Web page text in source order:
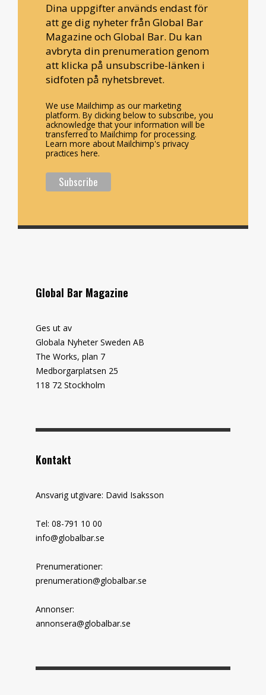
Dina uppgifter används endast för
att ge dig nyheter från Global Bar
Magazine och Global Bar. Du kan
avbryta din prenumeration genom
att klicka på unsubscribe-länken i
sidfoten på nyhetsbrevet.
We use Mailchimp as our marketing
platform. By clicking below to subscribe, you
acknowledge that your information will be
transferred to Mailchimp for processing.
Learn more about Mailchimp's privacy
practices here.
Global Bar Magazine
Ges ut av
Globala Nyheter Sweden AB
The Works, plan 7
Medborgarplatsen 25
118 72 Stockholm
Kontakt
Ansvarig utgivare: David Isaksson
Tel: 08-791 10 00
info@globalbar.se
Prenumerationer:
prenumeration@globalbar.se
Annonser:
annonsera@globalbar.se